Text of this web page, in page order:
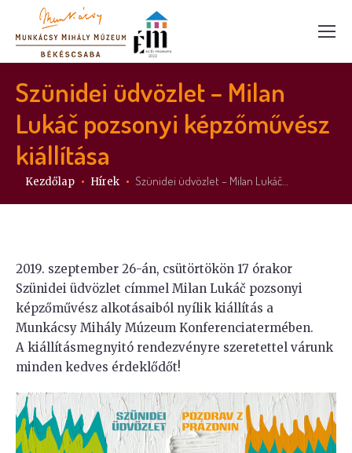
Szünidei üdvözlet – Milan
Lukáč pozsonyi képzőművész
kiállítása
Itt vagy:
Kezdőlap Hírek Szünidei üdvözlet – Milan Lukáč…
2019. szeptember 26-án, csütörtökön 17 órakor
Szünidei üdvözlet címmel Milan Lukáč pozsonyi
képzőművész alkotásaiból nyílik kiállítás a
Munkácsy Mihály Múzeum Konferenciatermében.
A kiállításmegnyitó rendezvényre szeretettel várunk
minden kedves érdeklődőt!